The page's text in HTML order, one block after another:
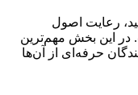
رعایت اصول
در این بخش مهم‌ترین
حرفه‌ای از آن‌ها